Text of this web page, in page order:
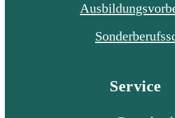
Service